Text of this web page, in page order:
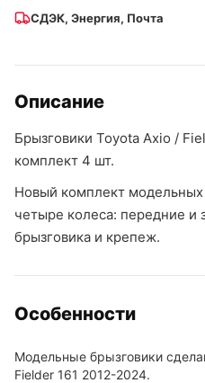
СДЭК, Энергия, Почта
Описание
Брызговики Toyota Axio /
комплект 4 шт.
Новый комплект модельных
четыре колеса: передние и
брызговика и крепеж.
Особенности
Модельные брызговики
Fielder 161 2012-2024.